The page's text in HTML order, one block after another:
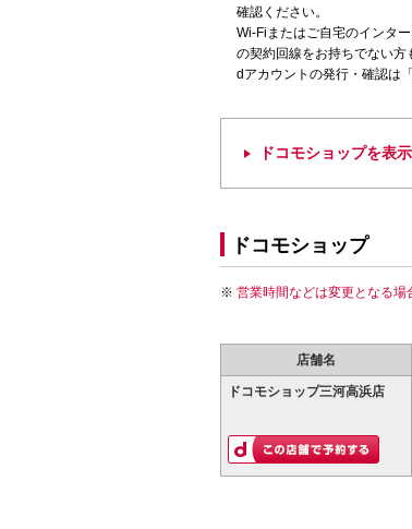
確認ください。
Wi-Fiまたはご自宅のインタ
の契約回線をお持ちでない方
dアカウントの発行・確認は「
ドコモショップを表示
ドコモショップ
営業時間などは変更となる
店舗名
ドコモショップ三河高浜店